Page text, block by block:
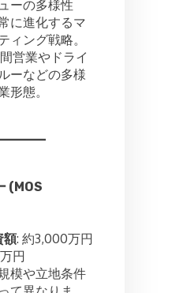
ーの多様性
に進化するマ
ィング戦略。
営業やドライ
ーなどの多様
形態。
(MOS
額: 約3,000万円
円
模や立地条件